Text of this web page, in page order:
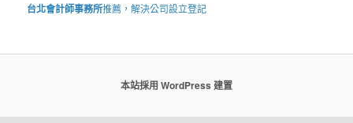
台北會計師事務所推薦，解決公司設立登記
本站採用 WordPress 建置